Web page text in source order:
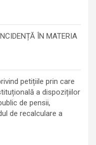
ÎN MATERIA
petițiile prin care
a dispozițiilor
de pensii,
de recalculare a